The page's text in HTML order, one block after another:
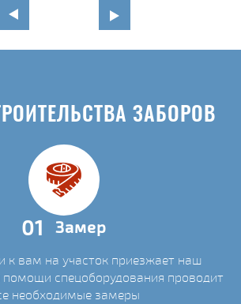
ЗАБОРОВ
01 Замер
к вам на участок приезжает наш
помощи спецоборудования проводит
необходимые замеры